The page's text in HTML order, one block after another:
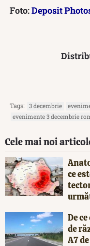
Foto:Deposit
Tags: 3 decembrie
evenimente 3 decembrie
Cele mai noi
ce
De
de
A7